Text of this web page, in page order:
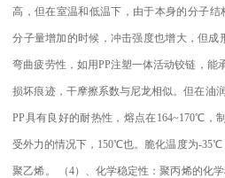
高，但在室温和低温下，由于本身的分子结
分子量增加的时候，冲击强度也增大，但成
弯曲疲劳性，如用PP注塑一体活动铰链，能
损坏痕迹，干摩擦系数与尼龙相似。但在油
PP具有良好的耐热性，熔点在164~170℃ ，
受外力的情况下， 150℃也。脆化温度为-35℃
聚乙烯。 （4）、化学稳定性：聚丙烯的化